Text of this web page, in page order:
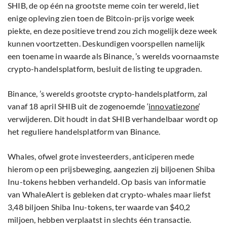
SHIB, de op één na grootste meme coin ter wereld, liet
enige opleving zien toen de Bitcoin-prijs vorige week
piekte, en deze positieve trend zou zich mogelijk deze week
kunnen voortzetten. Deskundigen voorspellen namelijk
een toename in waarde als Binance, ’s werelds voornaamste
crypto-handelsplatform, besluit de listing te upgraden.
Binance, ’s werelds grootste crypto-handelsplatform, zal
vanaf 18 april SHIB uit de zogenoemde ‘innovatiezone‘
verwijderen. Dit houdt in dat SHIB verhandelbaar wordt op
het reguliere handelsplatform van Binance.
Whales, ofwel grote investeerders, anticiperen mede
hierom op een prijsbeweging, aangezien zij biljoenen Shiba
Inu-tokens hebben verhandeld. Op basis van informatie
van WhaleAlert is gebleken dat crypto-whales maar liefst
3,48 biljoen Shiba Inu-tokens, ter waarde van $40,2
miljoen, hebben verplaatst in slechts één transactie.